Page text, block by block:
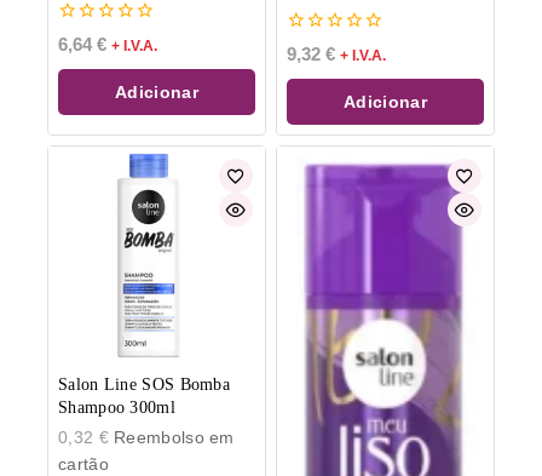
0
de
5
6,64€ + I.V.A.
Adicionar
0
de
5
9,32 € + I.V.A.
Adicionar
Salon Line SOS Bomba
Shampoo 300ml
0,32 €Reembolso em
cartão